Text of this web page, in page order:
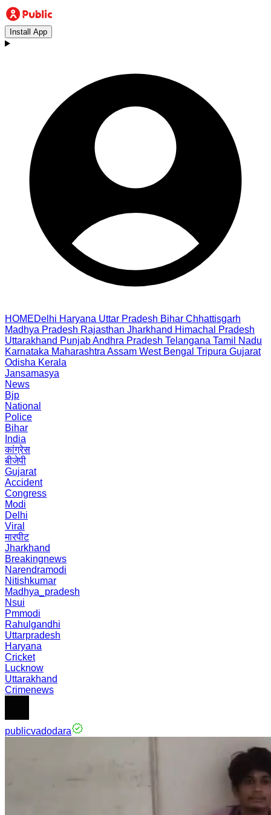
Install App
HOMEDelhi Haryana Uttar Pradesh Bihar Chhattisgarh
Madhya Pradesh Rajasthan Jharkhand Himachal Pradesh
Uttarakhand PunjabAndhra Pradesh Telangana Tamil Nadu
Karnataka Maharashtra Assam West Bengal Tripura Gujarat
Odisha Kerala
Jansamasya
News
Bjp
National
Police
Bihar
India
कांग्रेस
बीजेपी
Gujarat
Accident
Congress
Modi
Delhi
Viral
मारपीट
Jharkhand
Breakingnews
Narendramodi
Nitishkumar
Madhya_pradesh
Nsui
Pmmodi
Rahulgandhi
Uttarpradesh
Haryana
Cricket
Lucknow
Uttarakhand
Crimenews
publicvadodara